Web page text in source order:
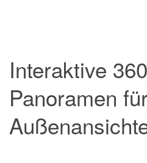
Interaktive
Panoramen